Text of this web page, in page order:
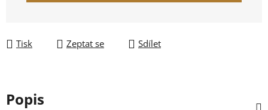
Tisk Zeptat se Sdílet
Popis